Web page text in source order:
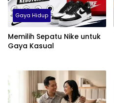
Gaya Hidup
Memilih Sepatu Nike untuk
Gaya Kasual